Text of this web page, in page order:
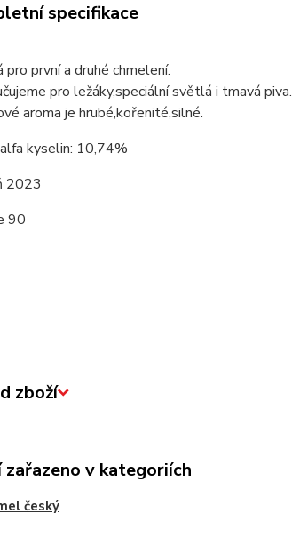
specifikace
pro první a druhé chmelení.
pro ležáky,speciální světlá i tmavá piva.
aroma je hrubé,kořenité,silné.
kyselin: 10,74%
2023
90
zboží
zařazeno v kategoriích
český